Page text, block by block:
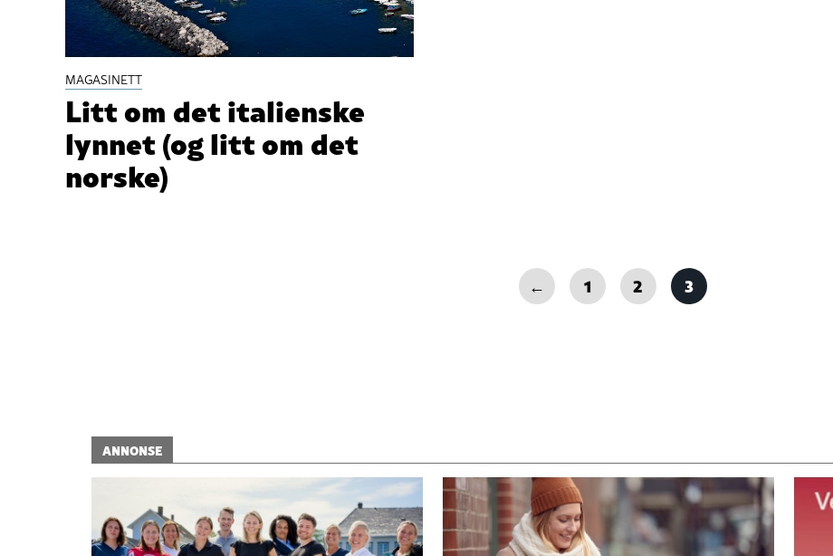
MAGASINETT
Litt om det italienske
lynnet (og litt om det
norske)
← 1 2 3
ANNONSE